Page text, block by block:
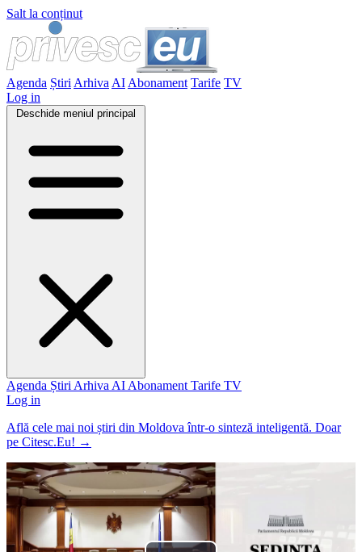
Salt la conținut
Agenda Știri Arhiva AI Abonament Tarife TV
Log in
Deschide meniul principal
Agenda Știri Arhiva AI Abonament Tarife TV
Log in
Află cele mai noi știri din Moldova într-o sinteză inteligentă. Doar
pe Citesc.Eu! →